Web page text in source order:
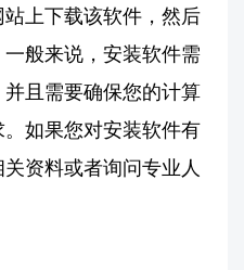
上下载该软件，然后
般来说，安装软件需
且需要确保您的计算
如果您对安装软件有
资料或者询问专业人